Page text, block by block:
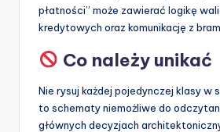
płatności” może zawierać logikę
kredytowych oraz komunikację z
Co należy unikać
Nie rysuj każdej pojedynczej klasy w
to schematy niemożliwe do
głównych decyzjach